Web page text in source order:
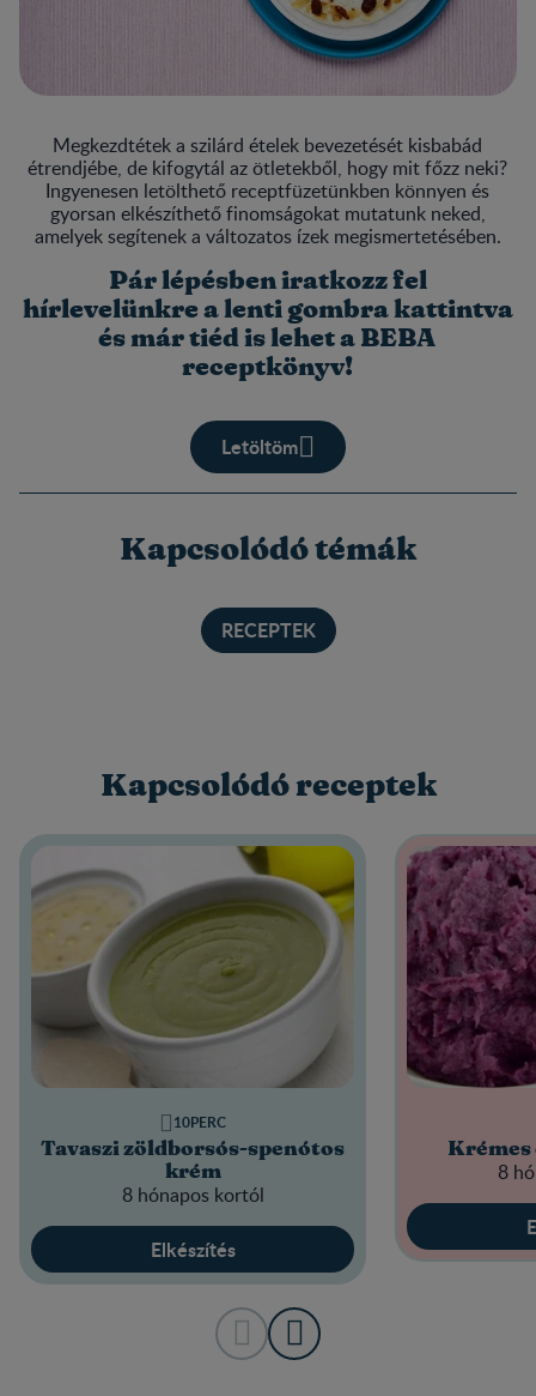
Megkezdtétek a szilárd ételek bevezetését kisbabád
étrendjébe, de kifogytál az ötletekből, hogy mit főzz neki?
Ingyenesen letölthető receptfüzetünkben könnyen és
gyorsan elkészíthető finomságokat mutatunk neked,
amelyek segítenek a változatos ízek megismertetésében.
Pár lépésben iratkozz fel
hírlevelünkre a lenti gombra kattintva
és már tiéd is lehet a BEBA
receptkönyv!
Letöltöm
Kapcsolódó témák
RECEPTEK
Kapcsolódó receptek
Tavaszi zöldborsós-spenótos
krém
8 hónapos kortól
10PERC
Elkészítés
Krémes
8